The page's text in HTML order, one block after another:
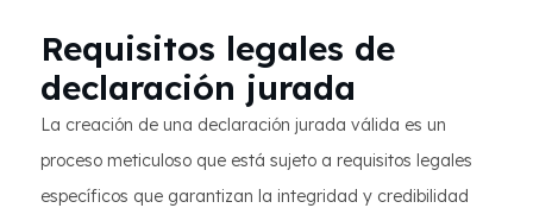
Requisitos legales de
declaración jurada
La creación de una declaración jurada válida es un
proceso meticuloso que está sujeto a requisitos legales
específicos que garantizan la integridad y credibilidad